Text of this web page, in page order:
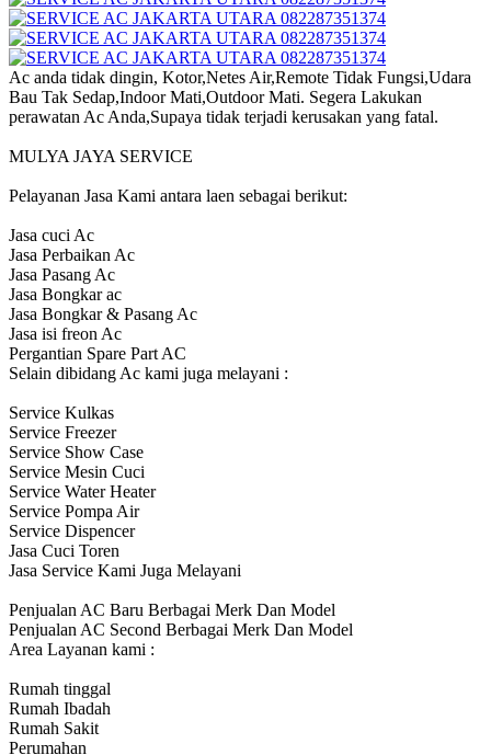
Ac anda tidak dingin, Kotor,Netes Air,Remote Tidak Fungsi,Udara
Bau Tak Sedap,Indoor Mati,Outdoor Mati. Segera Lakukan
perawatan Ac Anda,Supaya tidak terjadi kerusakan yang fatal.
MULYA JAYA SERVICE
Pelayanan Jasa Kami antara laen sebagai berikut:
Jasa cuci Ac
Jasa Perbaikan Ac
Jasa Pasang Ac
Jasa Bongkar ac
Jasa Bongkar & Pasang Ac
Jasa isi freon Ac
Pergantian Spare Part AC
Selain dibidang Ac kami juga melayani :
Service Kulkas
Service Freezer
Service Show Case
Service Mesin Cuci
Service Water Heater
Service Pompa Air
Service Dispencer
Jasa Cuci Toren
Jasa Service Kami Juga Melayani
Penjualan AC Baru Berbagai Merk Dan Model
Penjualan AC Second Berbagai Merk Dan Model
Area Layanan kami :
Rumah tinggal
Rumah Ibadah
Rumah Sakit
Perumahan